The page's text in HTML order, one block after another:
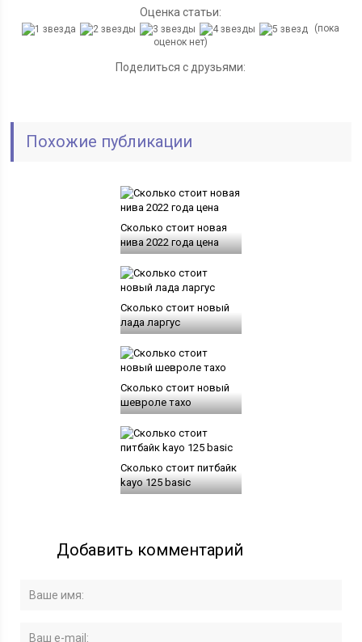
Оценка статьи:
(пока
оценок нет)
Поделиться с друзьями:
Похожие публикации
Сколько стоит новая
нива 2022 года цена
Сколько стоит новый
лада ларгус
Сколько стоит новый
шевроле тахо
Сколько стоит питбайк
kayo 125 basic
Добавить комментарий